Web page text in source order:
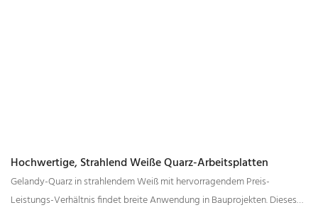
Hochwertige, Strahlend Weiße Quarz-Arbeitsplatten
Gelandy-Quarz in strahlendem Weiß mit hervorragendem Preis-
Leistungs-Verhältnis findet breite Anwendung in Bauprojekten. Dieses